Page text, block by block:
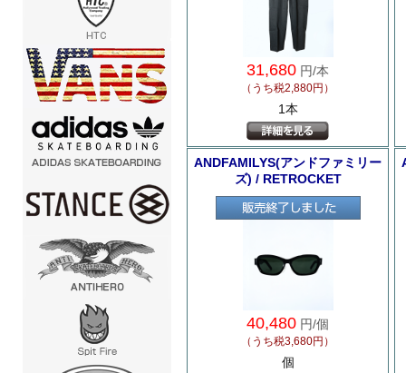
31,680 円/本
（うち税2,880円）
1本
ANDFAMILYS(アンドファミリー
ズ) / RETROCKET
40,480 円/個
（うち税3,680円）
個